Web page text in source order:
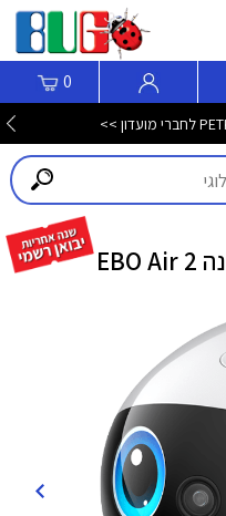
0
רובוט מצלמה עם תחנת עגינה EBO Air 2